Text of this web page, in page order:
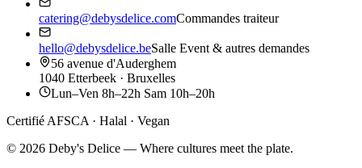
catering@debysdelice.comCommandes traiteur
hello@debysdelice.beSalle Event & autres demandes
56 avenue d'Auderghem
1040 Etterbeek · Bruxelles
Lun–Ven 8h–22h Sam 10h–20h
Certifié AFSCA · Halal · Vegan
© 2026 Deby's Delice — Where cultures meet the plate.